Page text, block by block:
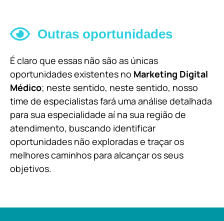
Outras oportunidades
É claro que essas não são as únicas
oportunidades existentes no Marketing Digital
Médico; neste sentido, neste sentido, nosso
time de especialistas fará uma análise detalhada
para sua especialidade aí na sua região de
atendimento, buscando identificar
oportunidades não exploradas e traçar os
melhores caminhos para alcançar os seus
objetivos.